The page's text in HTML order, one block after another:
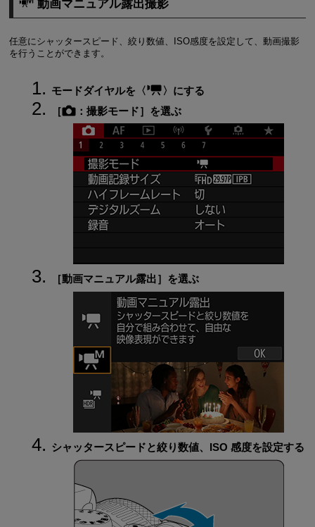
動画マニュアル露出撮影
任意にシャッタースピード、絞り数値、ISO感度を設定して、動画撮影
を行うことができます。
モードダイヤルを
にする
［
： 撮影モード］を選ぶ
［動画マニュアル露出］を選ぶ
シャッタースピードと絞り数値、ISO 感度を設定する